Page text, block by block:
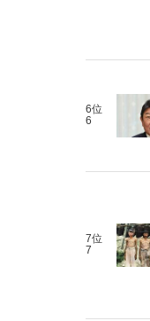
6位
6
7位
7